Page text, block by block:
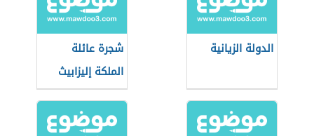
الدولة الزيانية
شجرة عائلة
الملكة إليزابيث